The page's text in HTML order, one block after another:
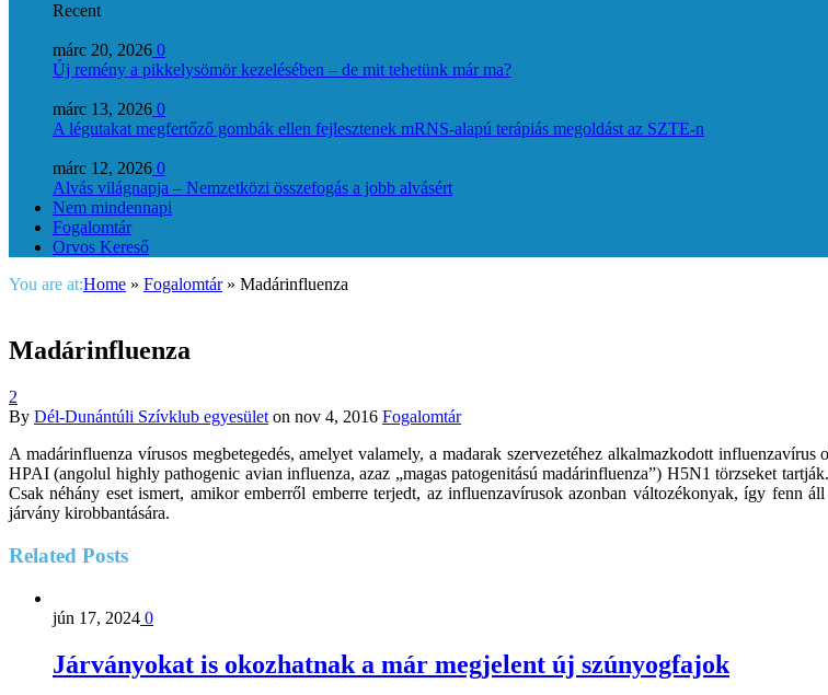
Recent
márc 20, 2026 0
Új remény a pikkelysömör kezelésében – de mit tehetünk már ma?
márc 13, 2026 0
A légutakat megfertőző gombák ellen fejlesztenek mRNS-alapú terápiás megoldást az SZTE-n
márc 12, 2026 0
Alvás világnapja – Nemzetközi összefogás a jobb alvásért
Nem mindennapi
Fogalomtár
Orvos Kereső
You are at:Home » Fogalomtár » Madárinfluenza
Madárinfluenza
2
By Dél-Dunántúli Szívklub egyesület on nov 4, 2016 Fogalomtár
A madárinfluenza vírusos megbetegedés, amelyet valamely, a madarak szervezetéhez alkalmazkodott
HPAI (angolul highly pathogenic avian influenza, azaz „magas patogenitású madárinfluenza”) H5N1 törzseket
Csak néhány eset ismert, amikor emberről emberre terjedt, az influenzavírusok azonban változékonyak, így fenn
járvány kirobbantására.
Related Posts
jún 17, 2024 0
Járványokat is okozhatnak a már megjelent új szúnyogfajok